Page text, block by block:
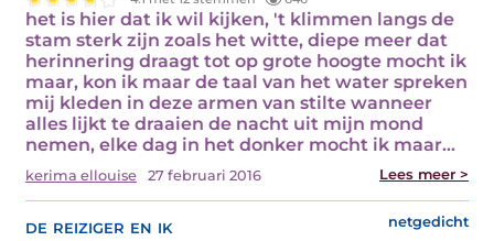
het is hier dat ik wil kijken, 't klimmen langs de
stam sterk zijn zoals het witte, diepe meer dat
herinnering draagt tot op grote hoogte mocht ik
maar, kon ik maar de taal van het water spreken
mij kleden in deze armen van stilte wanneer
alles lijkt te draaien de nacht uit mijn mond
nemen, elke dag in het donker mocht ik maar…
kerima ellouise 27 februari 2016 Lees meer >
de reiziger en ik netgedicht